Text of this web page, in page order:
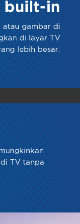
built-in
atau gambar di
di layar TV
lebih besar.
TV tanpa